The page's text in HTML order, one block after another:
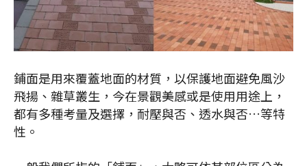
鋪面是用來覆蓋地面的材質，以保護地面避免風沙
飛揚、雜草叢生，今在景觀美感或是使用用途上，
都有多種考量及選擇，耐壓與否、透水與否…等特
性。